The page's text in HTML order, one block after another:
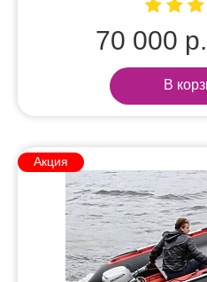
70 000 р.
В
Акция